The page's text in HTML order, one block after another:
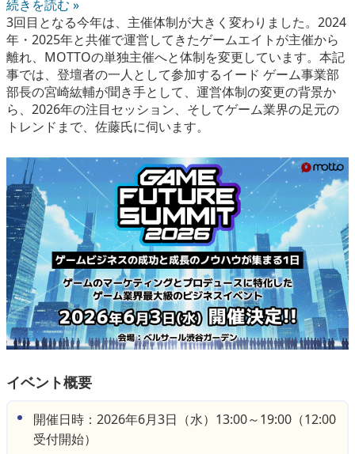
続きを読む »
3回目となる今年は、主催体制が大きく変わりました。2024
年・2025年と共催で運営してきたゲームエイトが主催から
離れ、MOTTOの単独主催へと体制を変更しています。本記
事では、登壇者の一人として参加するイード ゲーム事業部
部長の宮崎紘輔が聞き手として、運営体制の変更の背景か
ら、2026年の注目セッション、そしてゲーム業界の足元の
トレンドまで、佐藤氏に伺います。
イベント概要
開催日時：2026年6月3日（水）13:00～19:00（12:00
受付開始）